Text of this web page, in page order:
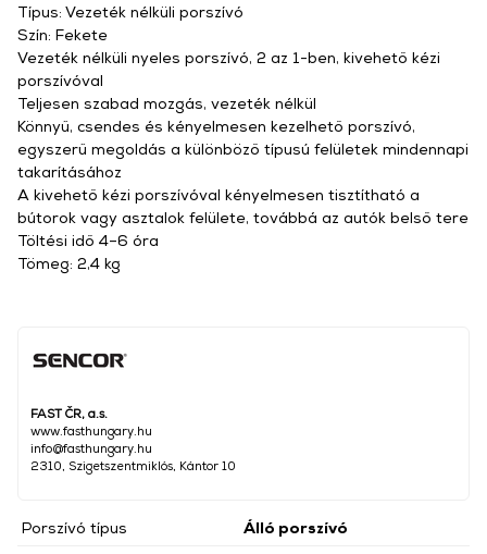
FAST ČR, a.s.
www.fasthungary.hu
info@fasthungary.hu
2310, Szigetszentmiklós, Kántor 10
Porszívó típus
Álló porszívó
Típus: Vezeték nélküli porszívó
Szín: Fekete
Vezeték nélküli nyeles porszívó, 2 az 1-ben, kivehető kézi
porszívóval
Teljesen szabad mozgás, vezeték nélkül
Könnyű, csendes és kényelmesen kezelhető porszívó,
egyszerű megoldás a különböző típusú felületek mindennapi
takarításához
A kivehető kézi porszívóval kényelmesen tisztítható a
bútorok vagy asztalok felülete, továbbá az autók belső tere
Töltési idő 4–6 óra
Tömeg: 2,4 kg